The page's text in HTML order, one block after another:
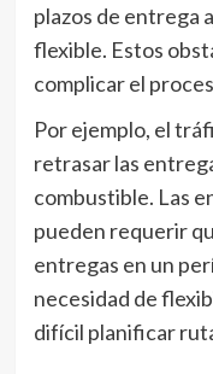
plazos de entrega
flexible. Estos
complicar el
Por ejemplo, el
retrasar las
combustible. Las
pueden requerir
entregas en un
necesidad de
difícil planificar